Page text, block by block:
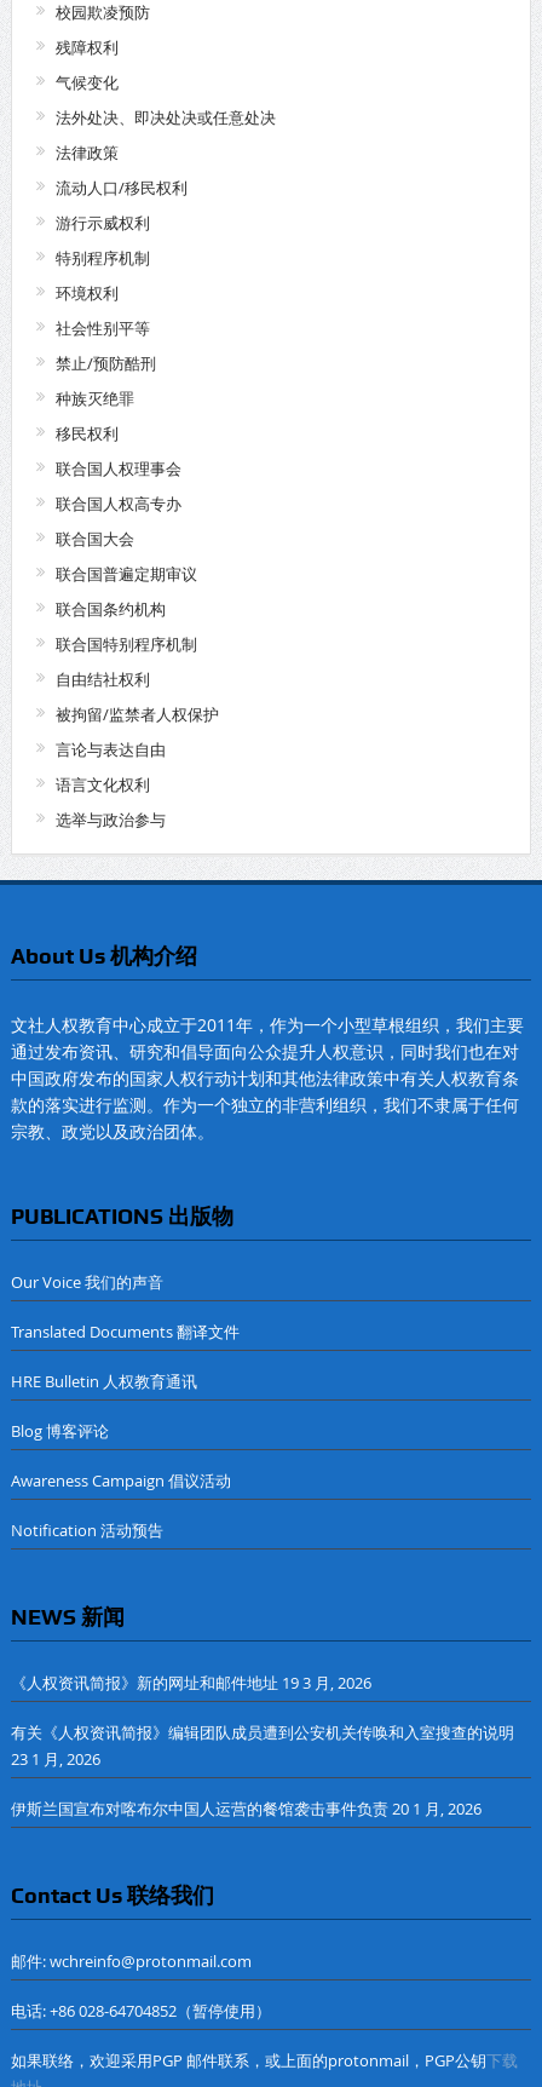
校园欺凌预防
残障权利
气候变化
法外处决、即决处决或任意处决
法律政策
流动人口/移民权利
游行示威权利
特别程序机制
环境权利
社会性别平等
禁止/预防酷刑
种族灭绝罪
移民权利
联合国人权理事会
联合国人权高专办
联合国大会
联合国普遍定期审议
联合国条约机构
联合国特别程序机制
自由结社权利
被拘留/监禁者人权保护
言论与表达自由
语言文化权利
选举与政治参与
About Us 机构介绍
文社人权教育中心成立于2011年，作为一个小型草根组织，我们主要
通过发布资讯、研究和倡导面向公众提升人权意识，同时我们也在对
中国政府发布的国家人权行动计划和其他法律政策中有关人权教育条
款的落实进行监测。作为一个独立的非营利组织，我们不隶属于任何
宗教、政党以及政治团体。
PUBLICATIONS 出版物
Our Voice 我们的声音
Translated Documents 翻译文件
HRE Bulletin 人权教育通讯
Blog 博客评论
Awareness Campaign 倡议活动
Notification 活动预告
NEWS 新闻
《人权资讯简报》新的网址和邮件地址 19 3 月, 2026
有关《人权资讯简报》编辑团队成员遭到公安机关传唤和入室搜查的说明
23 1 月, 2026
伊斯兰国宣布对喀布尔中国人运营的餐馆袭击事件负责20 1 月, 2026
Contact Us 联络我们
邮件: wchreinfo@protonmail.com
电话: +86 028-64704852（暂停使用）
如果联络，欢迎采用PGP 邮件联系，或上面的protonmail，PGP公钥下载